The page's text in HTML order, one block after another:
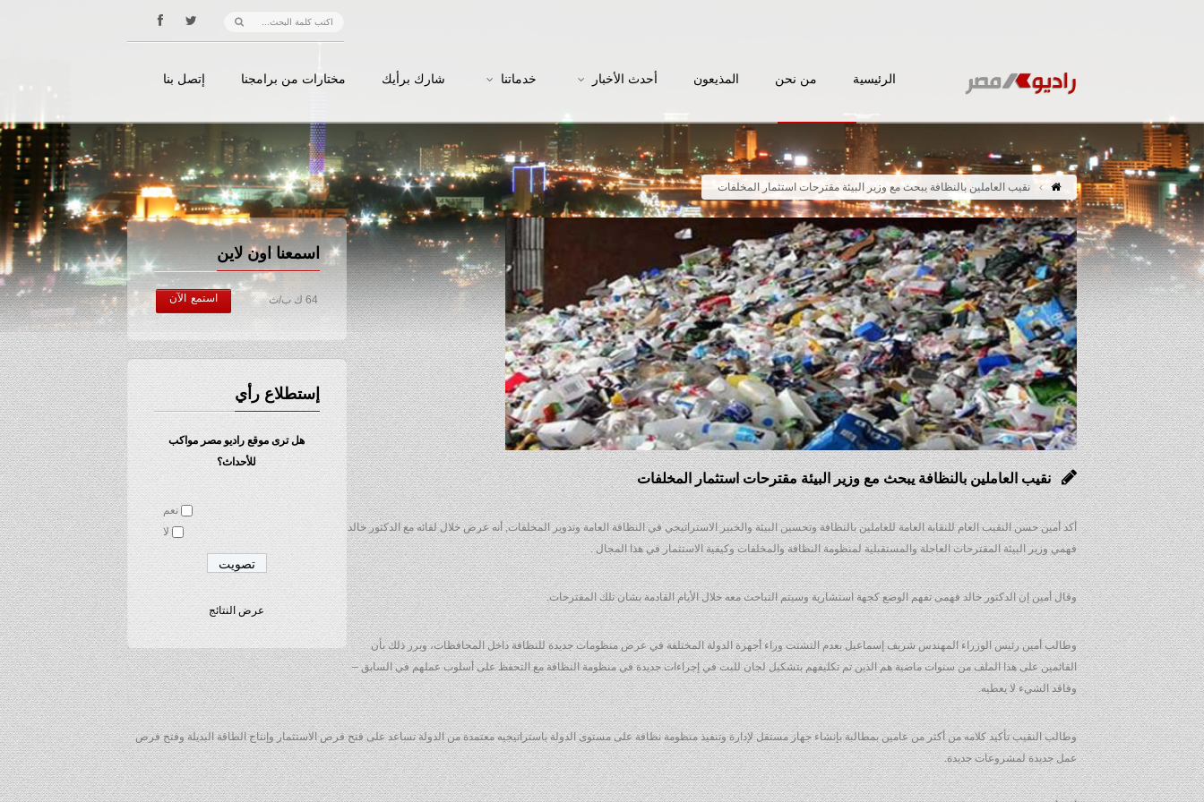
الرئيسية من نحن المذيعون أحدث الأخبار خدماتنا شارك برأيك مختارات من برامجنا إتصل بنا
نقيب العاملين بالنظافة يبحث مع وزير البيئة مقترحات استثمار المخلفات
اسمعنا اون لاين
64 ك ب/ث استمع الآن
إستطلاع رأي
هل ترى موقع راديو مصر مواكب
للأحداث؟
نعم
لا
عرض النتائج
نقيب العاملين بالنظافة يبحث مع وزير البيئة مقترحات استثمار المخلفات
أكد أمين حسن النقيب العام للنقابة العامة للعاملين بالنظافة وتحسين البيئة والخبير الاستراتيجي في النظافة العامة وتدوير المخلفات, أنه عرض خلال لقائه مع الدكتور خالد
فهمي وزير البيئة المقترحات العاجلة والمستقبلية لمنظومة النظافة والمخلفات وكيفية الاستثمار في هذا المجال .
وقال أمين إن الدكتور خالد فهمى تفهم الوضع كجهة استشارية وسيتم التباحث معه خلال الأيام القادمة بشان تلك المقترحات.
وطالب أمين رئيس الوزراء المهندس شريف إسماعيل بعدم التشتت وراء أجهزة الدولة المختلفة في عرض منظومات جديدة للنظافة داخل المحافظات، وبرر ذلك بأن
القائمين على هذا الملف من سنوات ماضية هم الذين تم تكليفهم بتشكيل لجان للبت في إجراءات جديدة في منظومة النظافة مع التحفظ على أسلوب عملهم في السابق –
وفاقد الشيء لا يعطيه.
وطالب النقيب تأكيد كلامه من أكثر من عامين بمطالبة بإنشاء جهاز مستقل لإدارة وتنفيذ منظومة نظافة على مستوى الدولة باستراتيجيه معتمدة من الدولة تساعد على فتح فرص الاستثمار وإنتاج الطاقة البديلة وفتح فرص
عمل جديدة لمشروعات جديدة.